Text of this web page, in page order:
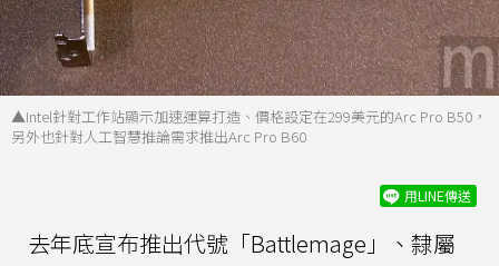
▲Intel針對工作站顯示加速運算打造、價格設定在299美元的Arc Pro B50，
另外也針對人工智慧推論需求推出Arc Pro B60
用LINE傳送
去年底宣布推出代號「Battlemage」、隸屬